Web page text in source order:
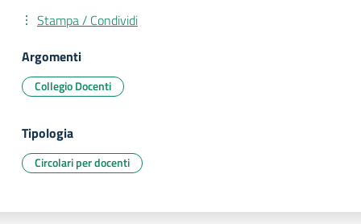
Stampa / Condividi
Argomenti
Collegio Docenti
Tipologia
Circolari per docenti